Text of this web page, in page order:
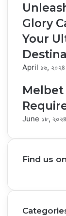
Glory
Your
April ১৬, ২০২৪
Melbet
June ১৮, ২০২৪
Find us